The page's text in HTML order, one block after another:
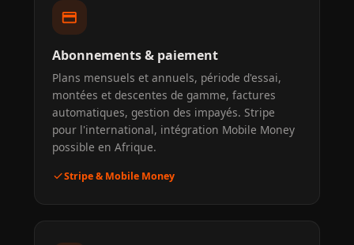
credit_card
Abonnements & paiement
Plans mensuels et annuels, période d'essai,
montées et descentes de gamme, factures
automatiques, gestion des impayés. Stripe
pour l'international, intégration Mobile Money
possible en Afrique.
checkStripe & Mobile Money